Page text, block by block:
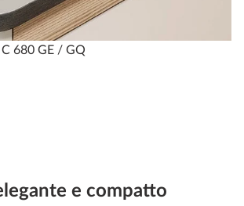
680 GE / GQ
e compatto